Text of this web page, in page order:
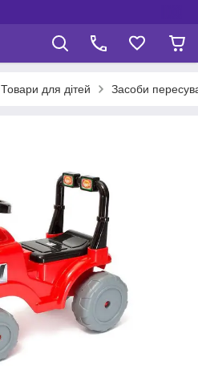
Товари для дітей Засоби